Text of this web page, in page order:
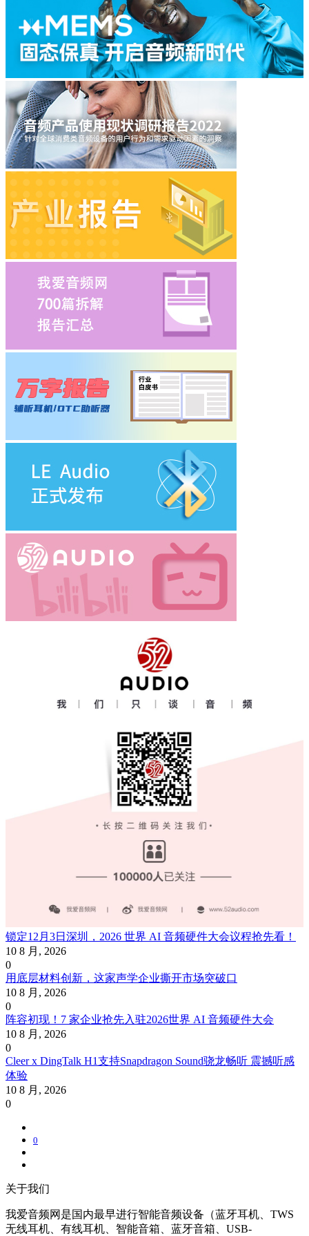
锁定12月3日深圳，2026 世界 AI 音频硬件大会议程抢先看！
10 8 月, 2026
0
用底层材料创新，这家声学企业撕开市场突破口
10 8 月, 2026
0
阵容初现！7 家企业抢先入驻2026世界 AI 音频硬件大会
10 8 月, 2026
0
Cleer x DingTalk H1支持Snapdragon Sound骁龙畅听 震撼听感
体验
10 8 月, 2026
0
0
关于我们
我爱音频网是国内最早进行智能音频设备（蓝牙耳机、TWS
无线耳机、有线耳机、智能音箱、蓝牙音箱、USB-